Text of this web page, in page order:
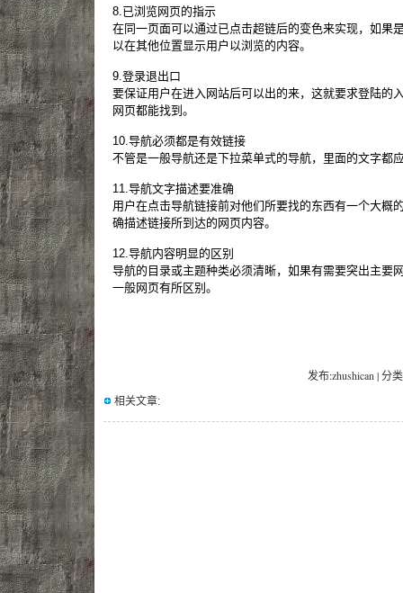
8.已浏览网页的指示
在同一页面可以通过已点击超链后的变色来实现，如果
以在其他位置显示用户以浏览的内容。
9.登录退出口
要保证用户在进入网站后可以出的来，这就要求登陆的
网页都能找到。
10.导航必须都是有效链接
不管是一般导航还是下拉菜单式的导航，里面的文字都
11.导航文字描述要准确
用户在点击导航链接前对他们所要找的东西有一个大概
确描述链接所到达的网页内容。
12.导航内容明显的区别
导航的目录或主题种类必须清晰，如果有需要突出主要
一般网页有所区别。
发布:zhushican | 分
相关文章: